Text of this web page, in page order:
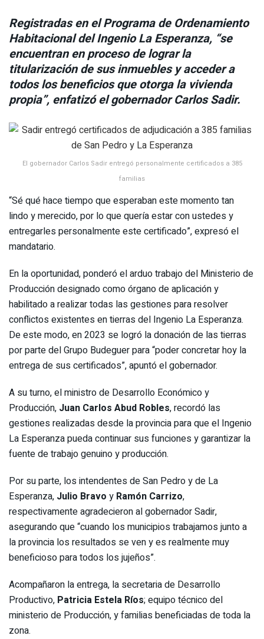
Registradas en el Programa de Ordenamiento
Habitacional del Ingenio La Esperanza, “se
encuentran en proceso de lograr la
titularización de sus inmuebles y acceder a
todos los beneficios que otorga la vivienda
propia”, enfatizó el gobernador Carlos Sadir.
El gobernador Carlos Sadir entregó personalmente certificados a 385
familias
“Sé qué hace tiempo que esperaban este momento tan
lindo y merecido, por lo que quería estar con ustedes y
entregarles personalmente este certificado”, expresó el
mandatario.
En la oportunidad, ponderó el arduo trabajo del Ministerio de
Producción designado como órgano de aplicación y
habilitado a realizar todas las gestiones para resolver
conflictos existentes en tierras del Ingenio La Esperanza.
De este modo, en 2023 se logró la donación de las tierras
por parte del Grupo Budeguer para “poder concretar hoy la
entrega de sus certificados”, apuntó el gobernador.
A su turno, el ministro de Desarrollo Económico y
Producción, Juan Carlos Abud Robles, recordó las
gestiones realizadas desde la provincia para que el Ingenio
La Esperanza pueda continuar sus funciones y garantizar la
fuente de trabajo genuino y producción.
Por su parte, los intendentes de San Pedro y de La
Esperanza, Julio Bravo y Ramón Carrizo,
respectivamente agradecieron al gobernador Sadir,
asegurando que “cuando los municipios trabajamos junto a
la provincia los resultados se ven y es realmente muy
beneficioso para todos los jujeños”.
Acompañaron la entrega, la secretaria de Desarrollo
Productivo, Patricia Estela Ríos; equipo técnico del
ministerio de Producción, y familias beneficiadas de toda la
zona.